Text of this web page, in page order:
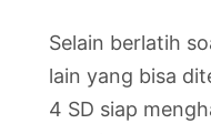
Selain berlatih
lain yang bisa
4 SD siap